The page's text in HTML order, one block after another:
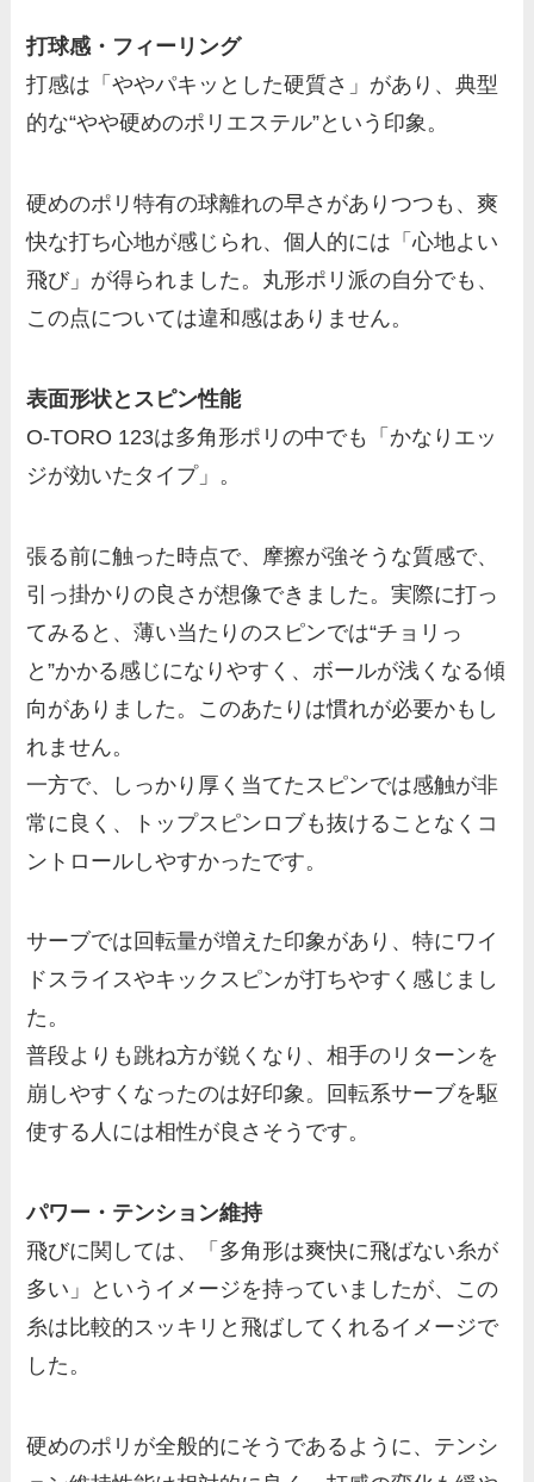
打球感・フィーリング
打感は「ややパキッとした硬質さ」があり、典型
的な“やや硬めのポリエステル”という印象。
硬めのポリ特有の球離れの早さがありつつも、爽
快な打ち心地が感じられ、個人的には「心地よい
飛び」が得られました。丸形ポリ派の自分でも、
この点については違和感はありません。
表面形状とスピン性能
O-TORO 123は多角形ポリの中でも「かなりエッ
ジが効いたタイプ」。
張る前に触った時点で、摩擦が強そうな質感で、
引っ掛かりの良さが想像できました。実際に打っ
てみると、薄い当たりのスピンでは“チョリっ
と”かかる感じになりやすく、ボールが浅くなる傾
向がありました。このあたりは慣れが必要かもし
れません。
一方で、しっかり厚く当てたスピンでは感触が非
常に良く、トップスピンロブも抜けることなくコ
ントロールしやすかったです。
サーブでは回転量が増えた印象があり、特にワイ
ドスライスやキックスピンが打ちやすく感じまし
た。
普段よりも跳ね方が鋭くなり、相手のリターンを
崩しやすくなったのは好印象。回転系サーブを駆
使する人には相性が良さそうです。
パワー・テンション維持
飛びに関しては、「多角形は爽快に飛ばない糸が
多い」というイメージを持っていましたが、この
糸は比較的スッキリと飛ばしてくれるイメージで
した。
硬めのポリが全般的にそうであるように、テンシ